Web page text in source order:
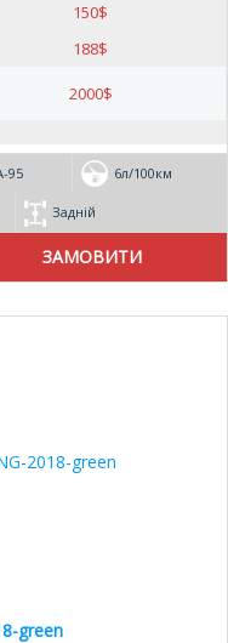
150$
188$
2000$
95 6л/100км
Задній
green